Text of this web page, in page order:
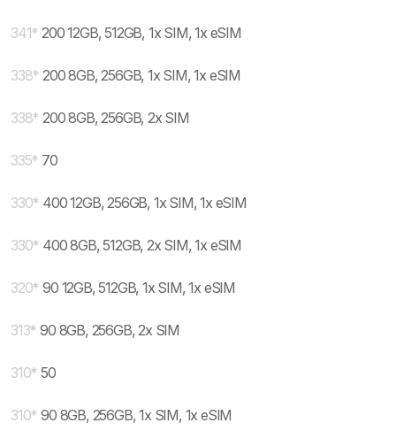
341* 200 12GB, 512GB, 1x SIM, 1x eSIM
338* 200 8GB, 256GB, 1x SIM, 1x eSIM
338* 200 8GB, 256GB, 2x SIM
335* 70
330* 400 12GB, 256GB, 1x SIM, 1x eSIM
330* 400 8GB, 512GB, 2x SIM, 1x eSIM
320* 90 12GB, 512GB, 1x SIM, 1x eSIM
313* 90 8GB, 256GB, 2x SIM
310* 50
310* 90 8GB, 256GB, 1x SIM, 1x eSIM